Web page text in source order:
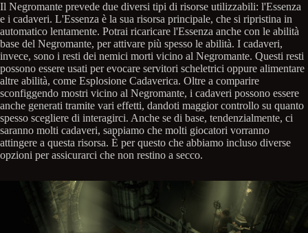
Il Negromante prevede due diversi tipi di risorse utilizzabili: l'Essenza
e i cadaveri. L'Essenza è la sua risorsa principale, che si ripristina in
automatico lentamente. Potrai ricaricare l'Essenza anche con le abilità
base del Negromante, per attivare più spesso le abilità. I cadaveri,
invece, sono i resti dei nemici morti vicino al Negromante. Questi resti
possono essere usati per evocare servitori scheletrici oppure alimentare
altre abilità, come Esplosione Cadaverica. Oltre a comparire
sconfiggendo mostri vicino al Negromante, i cadaveri possono essere
anche generati tramite vari effetti, dandoti maggior controllo su quanto
spesso scegliere di interagirci. Anche se di base, tendenzialmente, ci
saranno molti cadaveri, sappiamo che molti giocatori vorranno
attingere a questa risorsa. È per questo che abbiamo incluso diverse
opzioni per assicurarci che non restino a secco.